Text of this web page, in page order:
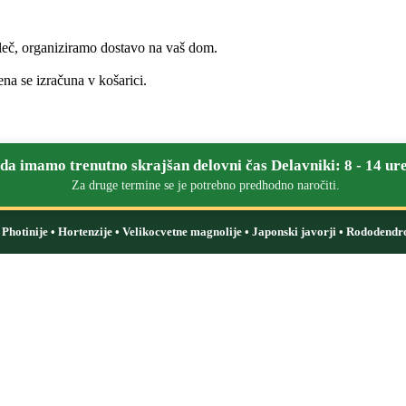
organiziramo dostavo na vaš dom.
se izračuna v košarici.
imamo trenutno skrajšan delovni čas Delavniki: 8 - 14
Za druge termine se je potrebno predhodno naročiti.
• Hortenzije • Velikocvetne magnolije • Japonski javorji •